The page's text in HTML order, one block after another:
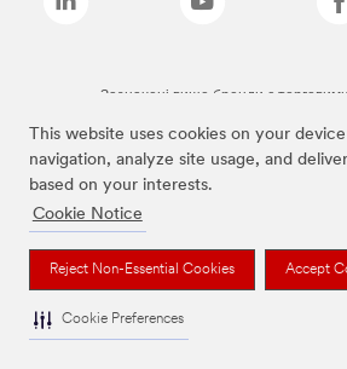
This website uses cookies on your
navigation, analyze site usage, and
based on your interests.
Cookie Notice
Reject Non-Essential Cookies Accept
Cookie Preferences
Зазначені вище бренди є